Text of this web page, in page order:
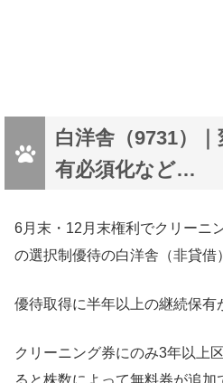
白洋舎（9731）
有必須化など…
6月末・12月末権利でクリーニ
の選択制優待の白洋舎（非貸借
優待取得に半年以上の継続保
クリーニング券にのみ3年以上